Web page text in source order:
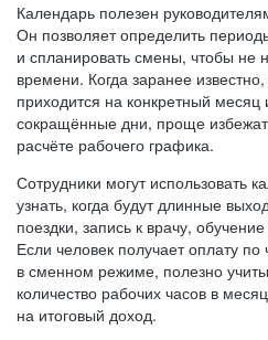
Календарь полезен
Он позволяет определить
и спланировать смены, чтобы не
времени. Когда заранее
приходится на конкретный месяц
сокращённые дни, проще
расчёте рабочего графика.
Сотрудники могут использовать
узнать, когда будут длинные
поездки, запись к врачу,
Если человек получает оплату по
в сменном режиме, полезно
количество рабочих часов в
на итоговый доход.